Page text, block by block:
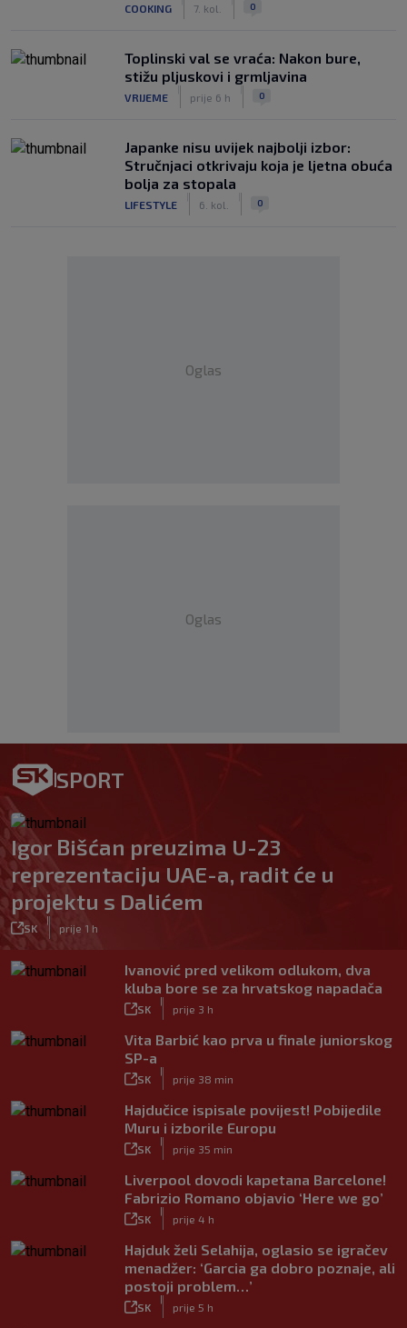
COOKING 7. kol. 0
Toplinski val se vraća: Nakon bure,
stižu pljuskovi i grmljavina
VRIJEME prije 6 h 0
Japanke nisu uvijek najbolji izbor:
Stručnjaci otkrivaju koja je ljetna obuća
bolja za stopala
LIFESTYLE 6. kol. 0
Oglas
Oglas
SPORT
Igor Bišćan preuzima U-23
reprezentaciju UAE-a, radit će u
projektu s Dalićem
SK prije 1 h
Ivanović pred velikom odlukom, dva
kluba bore se za hrvatskog napadača
SK prije 3 h
Vita Barbić kao prva u finale juniorskog
SP-a
SK prije 38 min
Hajdučice ispisale povijest! Pobijedile
Muru i izborile Europu
SK prije 35 min
Liverpool dovodi kapetana Barcelone!
Fabrizio Romano objavio ‘Here we go’
SK prije 4 h
Hajduk želi Selahija, oglasio se igračev
menadžer: ‘Garcia ga dobro poznaje, ali
postoji problem…’
SK prije 5 h